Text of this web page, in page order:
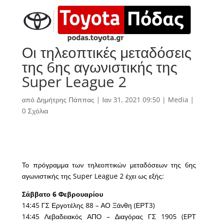
Οι τηλεοπτικές μεταδόσεις
της 6ης αγωνιστικής της
Super League 2
από Δημήτρης Πάππας | Ιαν 31, 2021 09:50| Media |
0 Σχόλια
Το πρόγραμμα των τηλεοπτικών μεταδόσεων της 6ης
αγωνιστικής της Super League 2 έχει ως εξής:
Σάββατο 6 Φεβρουαρίου
14:45 ΓΣ Εργοτέλης 88 – ΑΟ Ξάνθη (ΕΡΤ3)
14:45 Λεβαδειακός ΑΠΟ – Διαγόρας ΓΣ 1905 (EΡΤ